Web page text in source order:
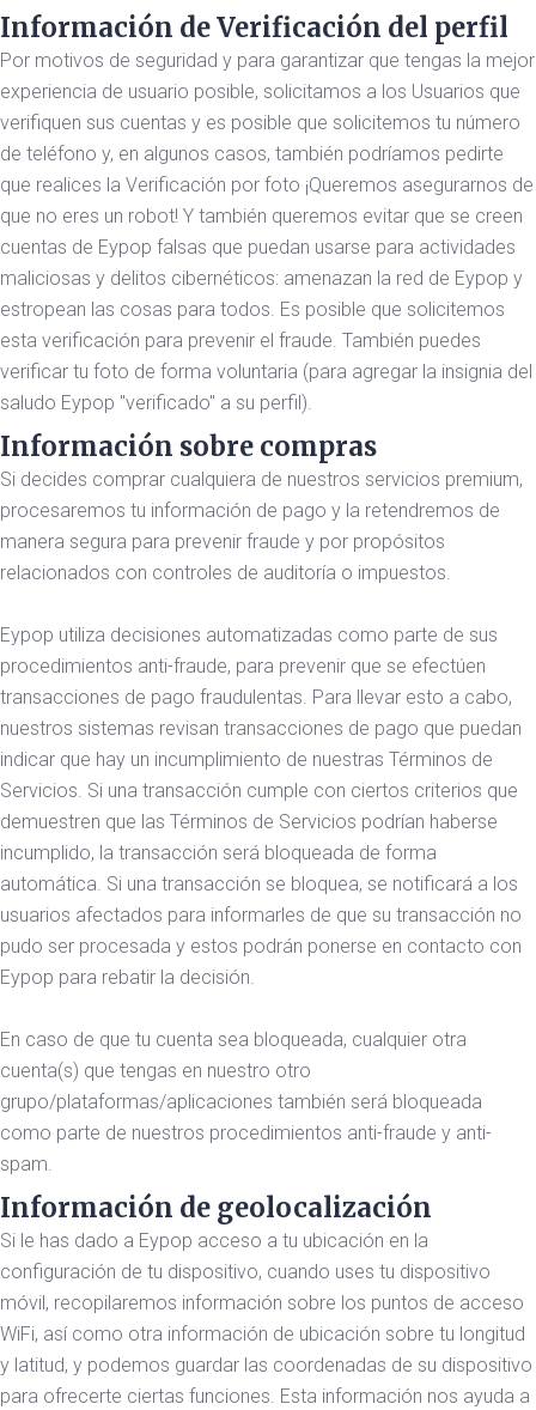
Información de Verificación del perfil
Por motivos de seguridad y para garantizar que tengas la mejor
experiencia de usuario posible, solicitamos a los Usuarios que
verifiquen sus cuentas y es posible que solicitemos tu número
de teléfono y, en algunos casos, también podríamos pedirte
que realices la Verificación por foto ¡Queremos asegurarnos de
que no eres un robot! Y también queremos evitar que se creen
cuentas de Eypop falsas que puedan usarse para actividades
maliciosas y delitos cibernéticos: amenazan la red de Eypop y
estropean las cosas para todos. Es posible que solicitemos
esta verificación para prevenir el fraude. También puedes
verificar tu foto de forma voluntaria (para agregar la insignia del
saludo Eypop "verificado" a su perfil).
Información sobre compras
Si decides comprar cualquiera de nuestros servicios premium,
procesaremos tu información de pago y la retendremos de
manera segura para prevenir fraude y por propósitos
relacionados con controles de auditoría o impuestos.
Eypop utiliza decisiones automatizadas como parte de sus
procedimientos anti-fraude, para prevenir que se efectúen
transacciones de pago fraudulentas. Para llevar esto a cabo,
nuestros sistemas revisan transacciones de pago que puedan
indicar que hay un incumplimiento de nuestras Términos de
Servicios. Si una transacción cumple con ciertos criterios que
demuestren que las Términos de Servicios podrían haberse
incumplido, la transacción será bloqueada de forma
automática. Si una transacción se bloquea, se notificará a los
usuarios afectados para informarles de que su transacción no
pudo ser procesada y estos podrán ponerse en contacto con
Eypop para rebatir la decisión.
En caso de que tu cuenta sea bloqueada, cualquier otra
cuenta(s) que tengas en nuestro otro
grupo/plataformas/aplicaciones también será bloqueada
como parte de nuestros procedimientos anti-fraude y anti-
spam.
Información de geolocalización
Si le has dado a Eypop acceso a tu ubicación en la
configuración de tu dispositivo, cuando uses tu dispositivo
móvil, recopilaremos información sobre los puntos de acceso
WiFi, así como otra información de ubicación sobre tu longitud
y latitud, y podemos guardar las coordenadas de su dispositivo
para ofrecerte ciertas funciones. Esta información nos ayuda a